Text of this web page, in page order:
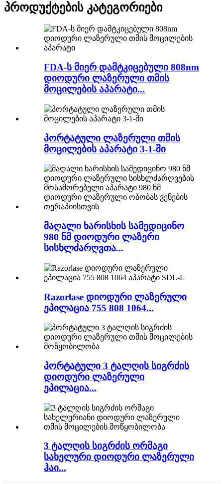
პროდუქტების კატეგორიები
FDA-ს მიერ დამტკიცებული 808nm
დიოდური ლაზერული თმის
მოცილების აპარატი...
პორტატული ლაზერული თმის
მოცილების აპარატი 3-1-ში
მაღალი ხარისხის სამედიცინო
980 ნმ დიოდური ლაზერი
სისხლძარღვთა...
Razorlase დიოდური ლაზერული
ეპილაცია 755 808 1064...
პორტატული 3 ტალღის სიგრძის
დიოდური ლაზერული
ეპილაცია...
3 ტალღის სიგრძის ორმაგი
სახელური დიოდური ლაზერული
ჰაი...